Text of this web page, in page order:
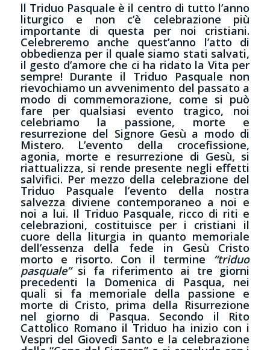
ll Triduo Pasquale è il centro di tutto l’anno
liturgico e non c’è celebrazione più
importante di questa per noi cristiani.
Celebreremo anche quest’anno l’atto di
obbedienza per il quale siamo stati salvati,
il gesto d’amore che ci ha ridato la Vita per
sempre! Durante il Triduo Pasquale non
rievochiamo un avvenimento del passato a
modo di commemorazione, come si può
fare per qualsiasi evento tragico, noi
celebriamo la passione, morte e
resurrezione del Signore Gesù a modo di
Mistero. L’evento della crocefissione,
agonia, morte e resurrezione di Gesù, si
riattualizza, si rende presente negli effetti
salvifici. Per mezzo della celebrazione del
Triduo Pasquale l’evento della nostra
salvezza diviene contemporaneo a noi e
noi a lui. Il Triduo Pasquale, ricco di riti e
celebrazioni, costituisce per i cristiani il
cuore della liturgia in quanto memoriale
dell’essenza della fede in Gesù Cristo
morto e risorto. Con il termine “triduo
pasquale”si fa riferimento ai tre giorni
precedenti la Domenica di Pasqua, nei
quali si fa memoriale della passione e
morte di Cristo, prima della Risurrezione
nel giorno di Pasqua. Secondo il Rito
Cattolico Romano il Triduo ha inizio con i
Vespri del Giovedì Santo e la celebrazione